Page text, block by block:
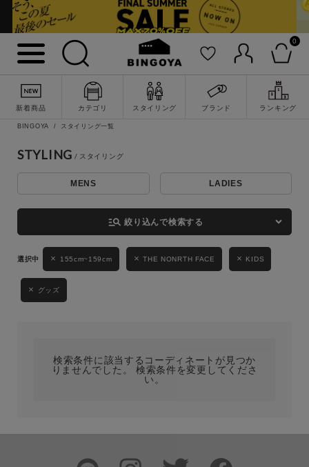
0
新着商品 カテゴリ スタイリング ブランド ランキング
詳細検索
キーワード
性別
MENS LADIES KIDS
ブランド
BINGOYA スタイリング一覧
STYLING
MENS LADIES
manage_search 絞り込んで検索する
155cm~159cm THE NONRTH FACE KIDS
グッズ
検索条件に該当するコーディネートが見つか
りませんでした。 検索条件を変更してくださ
い。